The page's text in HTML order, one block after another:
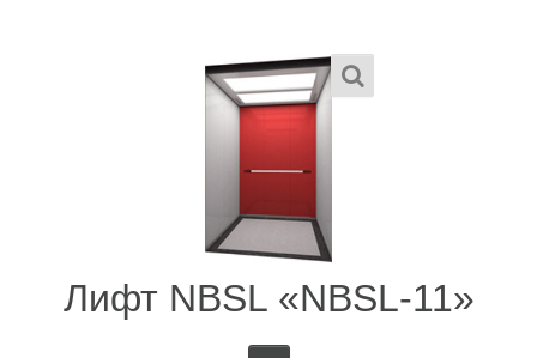
Лифт NBSL «NBSL-11»